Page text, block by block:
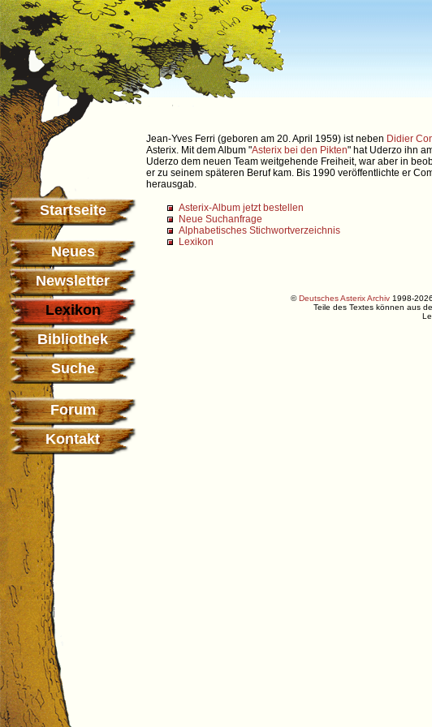
Startseite
Neues
Newsletter
Lexikon
Bibliothek
Suche
Forum
Kontakt
Jean-Yves Ferri (geboren am 20. April 1959) ist neben Didier
Asterix. Mit dem Album "Asterix bei den Pikten" hat Uderzo ihn
Uderzo dem neuen Team weitgehende Freiheit, war aber in
er zu seinem späteren Beruf kam. Bis 1990 veröffentlichte er
herausgab.
Asterix-Album jetzt bestellen
Neue Suchanfrage
Alphabetisches Stichwortverzeichnis
Lexikon
©Deutsches Asterix Archiv1998-
Teile des Textes können aus